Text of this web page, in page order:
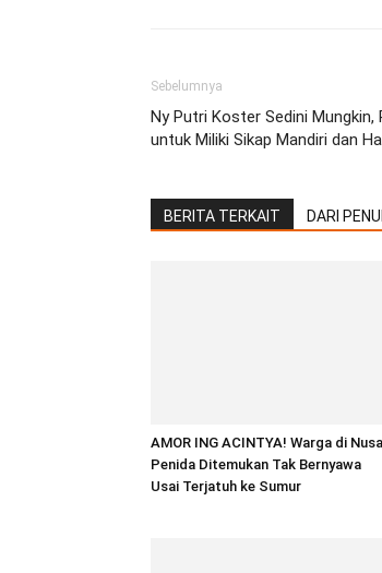
Sebelumnya
Ny Putri Koster Sedini Mungkin,
untuk Miliki Sikap Mandiri dan
BERITA TERKAIT DARI
AMOR ING ACINTYA! Warga di Nusa
Penida Ditemukan Tak Bernyawa
Usai Terjatuh ke Sumur